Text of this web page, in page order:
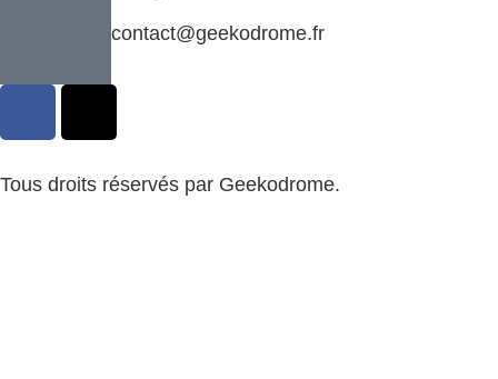
contact@geekodrome.fr
Tous droits réservés par Geekodrome.